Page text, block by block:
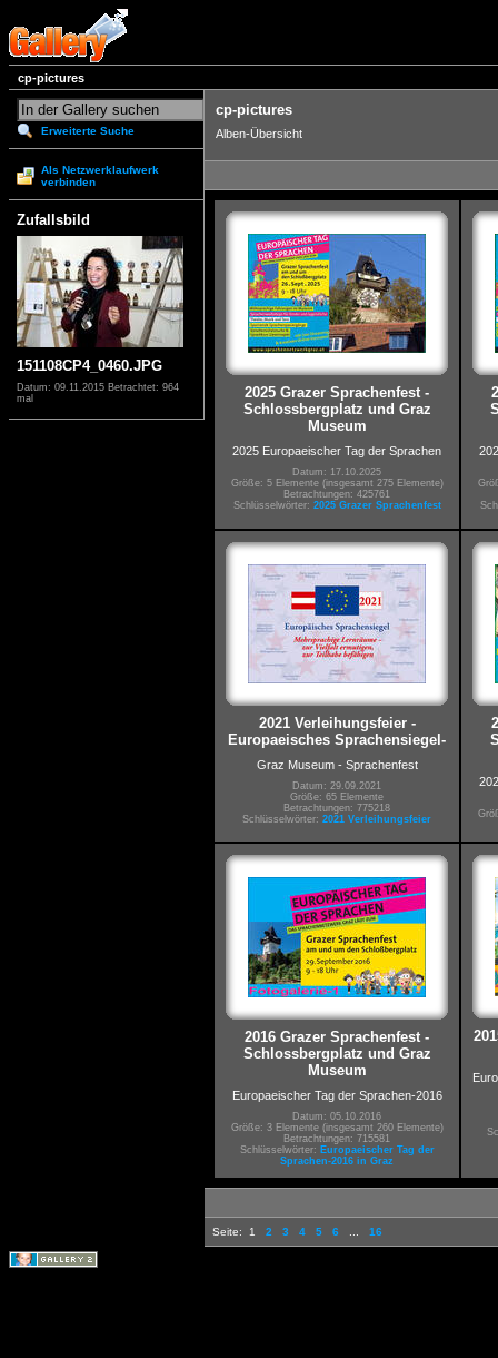
cp-pictures
Erweiterte Suche
Als Netzwerklaufwerk
verbinden
Zufallsbild
151108CP4_0460.JPG
Datum: 09.11.2015 Betrachtet: 964
mal
cp-pictures
Alben-Übersicht
2025 Grazer Sprachenfest -
Schlossbergplatz und Graz
Museum
2025 Europaeischer Tag der Sprachen
Datum: 17.10.2025
Größe: 5 Elemente (insgesamt 275 Elemente)
Betrachtungen: 425761
Schlüsselwörter: 2025 Grazer Sprachenfest
2021 Verleihungsfeier -
Europaeisches Sprachensiegel-
Graz Museum - Sprachenfest
Datum: 29.09.2021
Größe: 65 Elemente
Betrachtungen: 775218
Schlüsselwörter: 2021 Verleihungsfeier
2016 Grazer Sprachenfest -
Schlossbergplatz und Graz
Museum
Europaeischer Tag der Sprachen-2016
Datum: 05.10.2016
Größe: 3 Elemente (insgesamt 260 Elemente)
Betrachtungen: 715581
Schlüsselwörter: Europaeischer Tag der
Sprachen-2016 in Graz
Seite: 1 2 3 4 5 6 16